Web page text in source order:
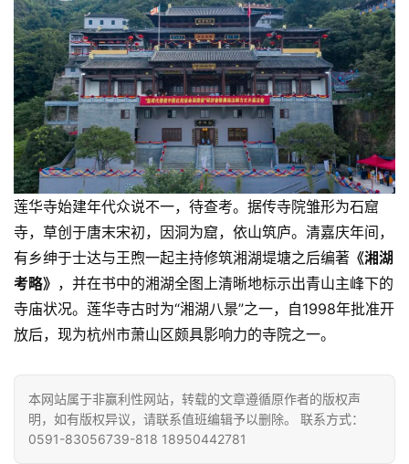
莲华寺始建年代众说不一，待查考。据传寺院雏形为石窟
寺，草创于唐末宋初，因洞为窟，依山筑庐。清嘉庆年间，
有乡绅于士达与王煦一起主持修筑湘湖堤塘之后编著 《湘湖
考略》 ，并在书中的湘湖全图上清晰地标示出青山主峰下的
寺庙状况。莲华寺古时为“湘湖八景”之一，自1998年批准开
放后，现为杭州市萧山区颇具影响力的寺院之一。
本网站属于非赢利性网站，转载的文章遵循原作者的版权声
明，如有版权异议，请联系值班编辑予以删除。 联系方式：
0591-83056739-818 18950442781